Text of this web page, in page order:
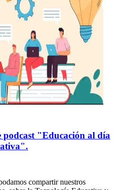
podcast "Educación al día
compartir nuestros